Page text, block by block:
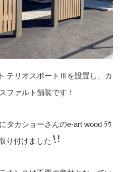
テリオスポートⅢを設置し、カ
ファルト舗装です！
タカショーさんのe-art wood ﾗｳ
り付けました